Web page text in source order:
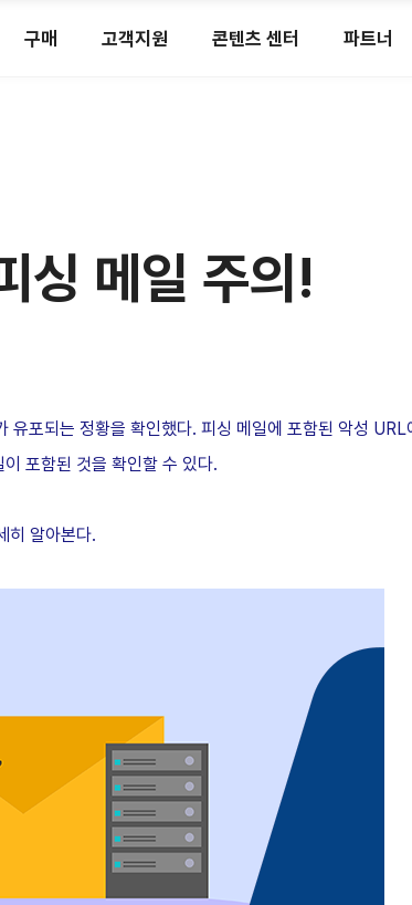
구매 고객지원 콘텐츠 센터 파트너
싱 메일 주의!
포되는 정황을 확인했다. 피싱 메일에 포함된 악성
포함된 것을 확인할 수 있다.
히 알아본다.